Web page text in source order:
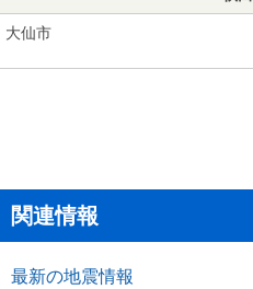
大仙市
関連情報
最新の地震情報